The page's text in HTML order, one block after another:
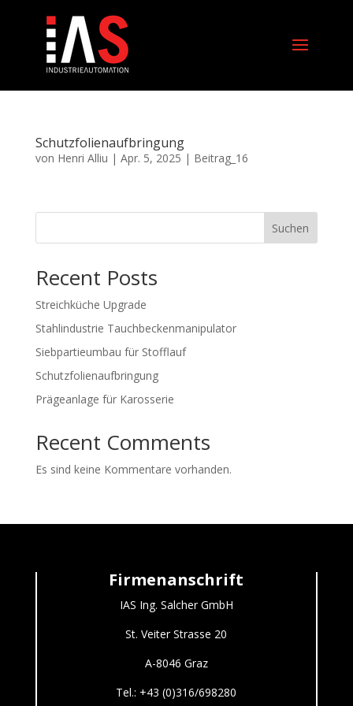
Schutzfolienaufbringung
von Henri Alliu | Apr. 5, 2025 | Beitrag_16
Suchen
Recent Posts
Streichküche Upgrade
Stahlindustrie Tauchbeckenmanipulator
Siebpartieumbau für Stofflauf
Schutzfolienaufbringung
Prägeanlage für Karosserie
Recent Comments
Es sind keine Kommentare vorhanden.
Firmenanschrift
IAS Ing. Salcher GmbH
St. Veiter Strasse 20
A-8046 Graz
Tel.: +43 (0)316/698280